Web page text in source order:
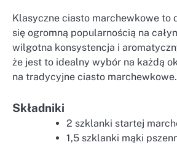
Klasyczne ciasto marchewkowe to
się ogromną popularnością na
wilgotna konsystencja i
że jest to idealny wybór na każdą
na tradycyjne ciasto marchewkowe.
Składniki
2 szklanki startej
1,5 szklanki mąki